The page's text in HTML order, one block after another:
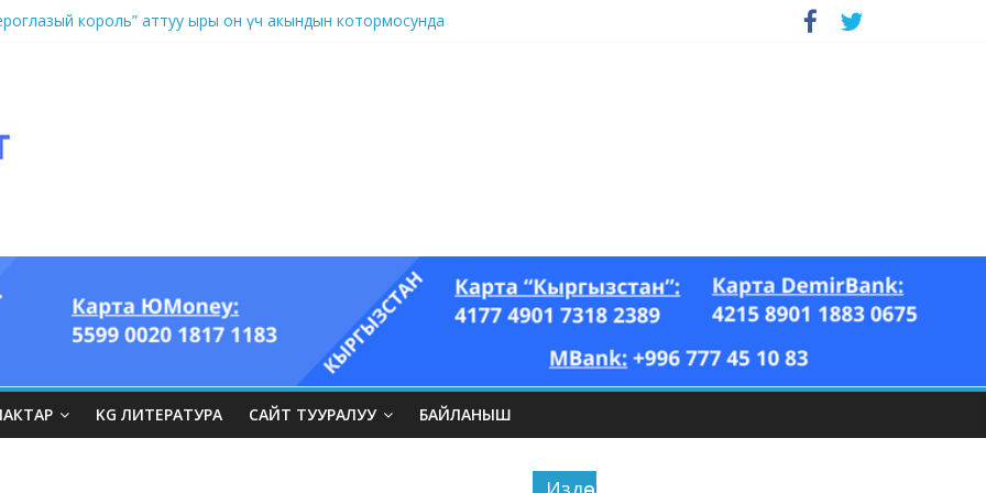
король” аттуу ыры он үч акындын котормосунда
KG ЛИТЕРАТУРА САЙТ ТУУРАЛУУ БАЙЛАНЫШ